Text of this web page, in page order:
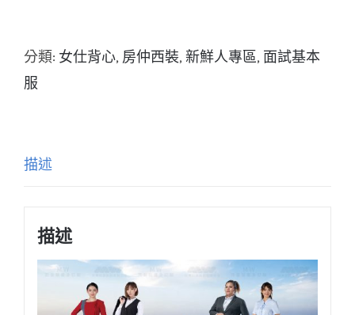
分類: 女仕背心, 房仲西裝,新鮮人專區, 面試基本
服
描述
描述